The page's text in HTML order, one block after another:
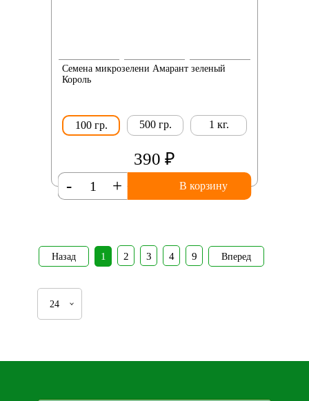
Семена микрозелени Амарант зеленый
Король
100 гр. 500 гр. 1 кг.
390 ₽
+
- В корзину
Назад 1 2 3 4 9 Вперед
24